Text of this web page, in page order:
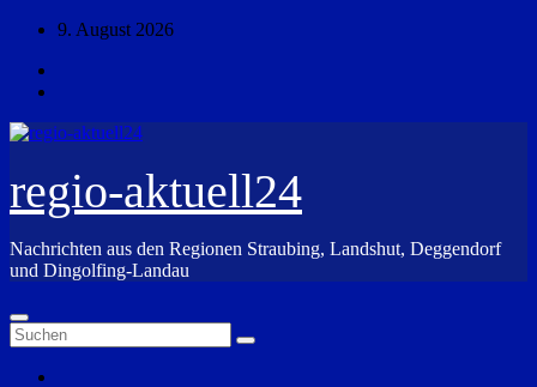
Zum
springen
9. August 2026
regio-aktuell24
Nachrichten aus den Regionen Straubing, Landshut, Deggendorf
und Dingolfing-Landau